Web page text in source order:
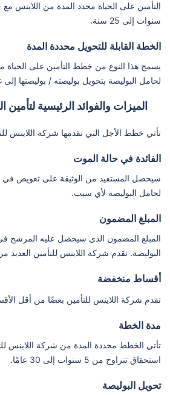
سنوات إلى 25 سنة.
الخطة القابلة للتحويل محددة المدة
يسمح هذا النوع من خطط التأمين على الحياة
لحامل البوليصة بتحويل بوليصته / بوليصتها
الميزات والفوائد الرئيسية
تأتي خطط الأجل التي تقدمها شركة اللاينس
الفائدة في حالة الموت
سيحصل المستفيد من الوثيقة على تعويض في
لحامل البوليصة لأي سبب.
المبلغ المضمون
المبلغ المضمون الذي سيحصل عليه المرشح
البوليصة. تقدم شركة اللاينس للتأمين العديد
أقساط منخفضة
تقدم شركة اللاينس للتأمين بعضًا من أقل
مدة الخطة
تأتي الخطط محددة المدة من شركة اللاينس
استحقاق تتراوح من 5 سنوات إلى 30 عامًا.
تحويل البوليصة